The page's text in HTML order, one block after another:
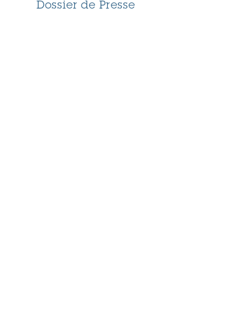
Dossier de Presse